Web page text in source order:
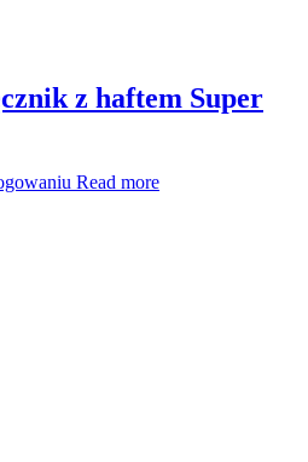
z haftem Super
Read more